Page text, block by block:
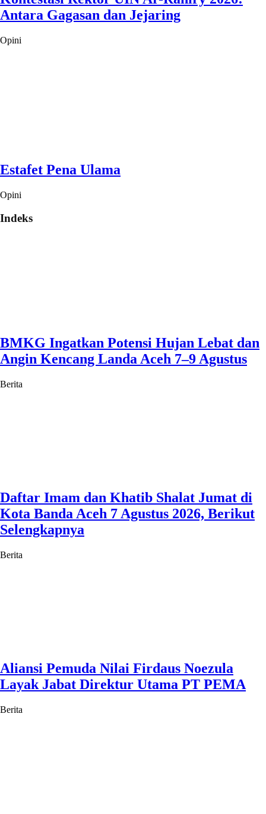
Antara Gagasan dan Jejaring
Opini
Estafet Pena Ulama
Opini
Indeks
BMKG Ingatkan Potensi Hujan Lebat dan
Angin Kencang Landa Aceh 7–9 Agustus
Berita
Daftar Imam dan Khatib Shalat Jumat di
Kota Banda Aceh 7 Agustus 2026, Berikut
Selengkapnya
Berita
Aliansi Pemuda Nilai Firdaus Noezula
Layak Jabat Direktur Utama PT PEMA
Berita